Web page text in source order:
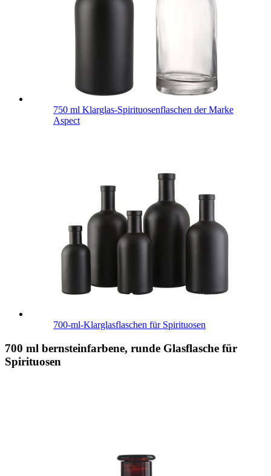
750 ml Klarglas-Spirituosenflaschen der Marke
Aspect
700-ml-Klarglasflaschen für Spirituosen
700 ml bernsteinfarbene, runde Glasflasche für
Spirituosen